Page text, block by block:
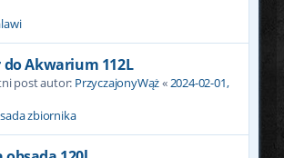
do Akwarium 112L
post autor: PrzyczajonyWąż« 2024-02-01,
zbiornika